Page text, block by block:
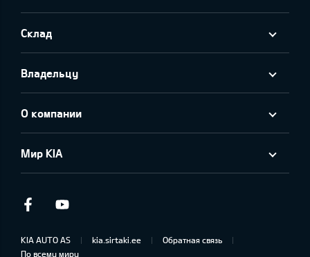
Склад
Владельцу
О компании
Мир KIA
Facebook
KIA AUTO AS kia.sirtaki.ee
Обратная связь
По всему миру